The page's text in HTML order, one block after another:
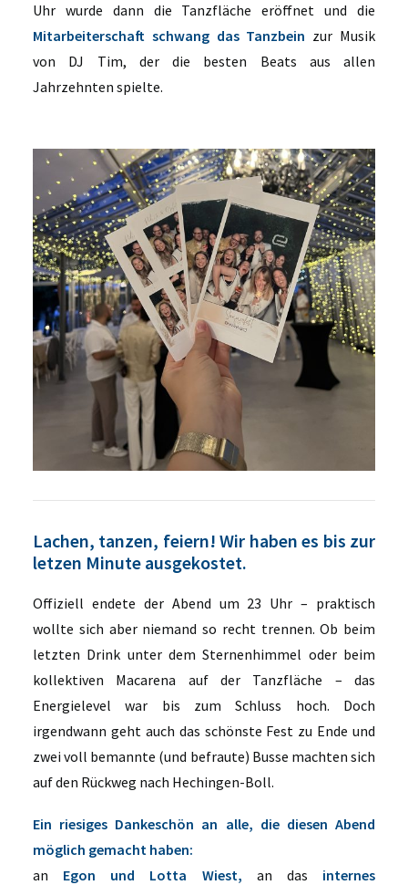
Uhr wurde dann die Tanzfläche eröffnet und die
Mitarbeiterschaft schwang das Tanzbein zur Musik
von DJ Tim, der die besten Beats aus allen
Jahrzehnten spielte.
Lachen, tanzen, feiern! Wir haben es bis zur
letzen Minute ausgekostet.
Offiziell endete der Abend um 23 Uhr – praktisch
wollte sich aber niemand so recht trennen. Ob beim
letzten Drink unter dem Sternenhimmel oder beim
kollektiven Macarena auf der Tanzfläche – das
Energielevel war bis zum Schluss hoch. Doch
irgendwann geht auch das schönste Fest zu Ende und
zwei voll bemannte (und befraute) Busse machten sich
auf den Rückweg nach Hechingen-Boll.
Ein riesiges Dankeschön an alle, die diesen Abend
möglich gemacht haben:
an Egon und Lotta Wiest, an das internes